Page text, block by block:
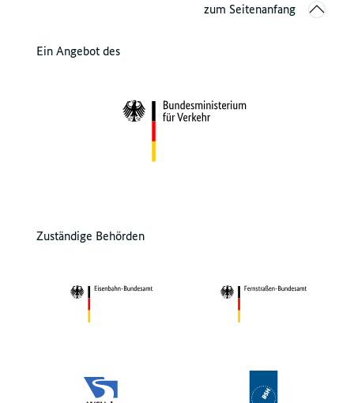
zum Seitenanfang
Ein Angebot des
Zuständige Behörden